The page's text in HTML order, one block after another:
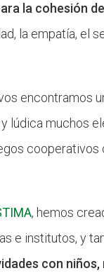
la cohesión
la empatía, el
encontramos
lúdica muchos
, hemos
e institutos, y
con niños,